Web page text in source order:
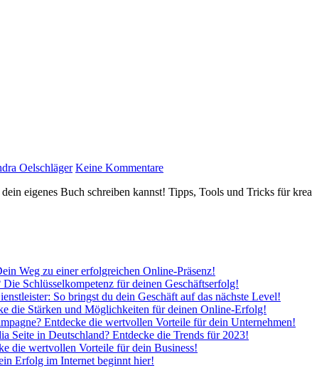
Oelschläger Keine Kommentare
eigenes Buch schreiben kannst! Tipps, Tools und Tricks für
Weg zu einer erfolgreichen Online-Präsenz!
Schlüsselkompetenz für deinen Geschäftserfolg!
So bringst du dein Geschäft auf das nächste Level!
die Stärken und Möglichkeiten für deinen Online-Erfolg!
Entdecke die wertvollen Vorteile für dein Unternehmen!
Seite in Deutschland? Entdecke die Trends für 2023!
die wertvollen Vorteile für dein Business!
Erfolg im Internet beginnt hier!